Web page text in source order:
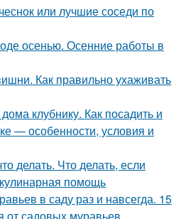
или лучшие соседи по
осенью. Осенние работы в
Как правильно ухаживать
клубнику. Как посадить и
— особенности, условия и
делать. Что делать, если
помощь
в саду раз и навсегда. 15